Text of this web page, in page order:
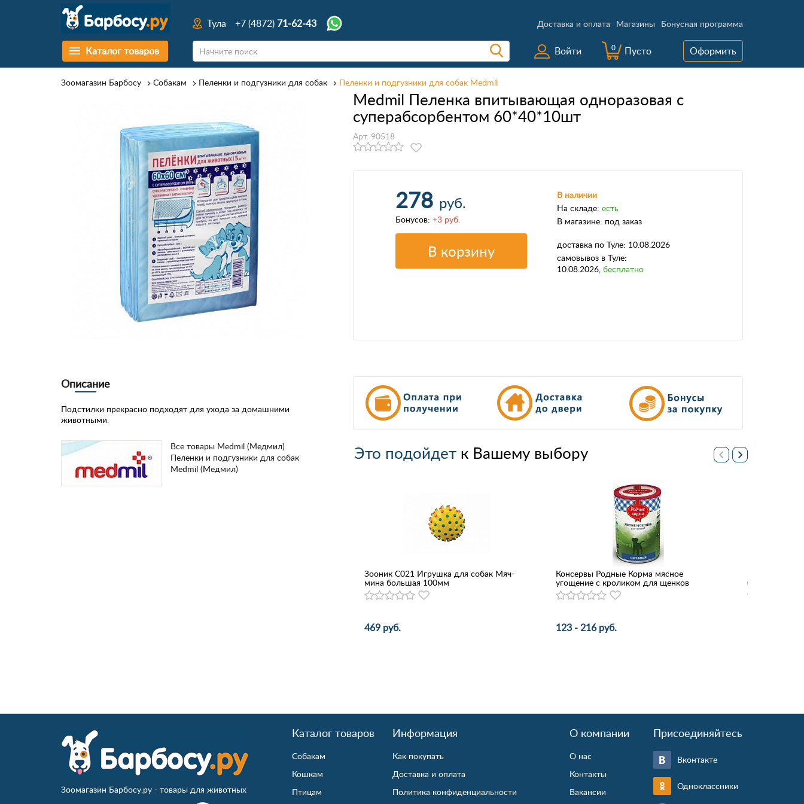
Тула +7 (4872) 71-62-43 Доставка и оплата Магазины Бонусная программа
Каталог товаров Войти 0 Пусто Оформить
Зоомагазин Барбосу Собакам Пеленки и подгузники для собак Пеленки и подгузники для собак Medmil
Medmil Пеленка впитывающая одноразовая с
суперабсорбентом 60*40*10шт
Арт. 90518
В наличии
На складе: есть
В магазине: под заказ
доставка по Туле: 10.08.2026
самовывоз в Туле:
10.08.2026, бесплатно
278 руб.
Бонусов: +3 руб.
В корзину
Описание
Подстилки прекрасно подходят для ухода за домашними
животными.
Все товары Medmil (Медмил)
Пеленки и подгузники для собак
Medmil (Медмил)
Это подойдетк Вашему выбору
Зооник С021 Игрушка для собак Мяч-
мина большая 100мм
469 руб.
Консервы Родные Корма мясное
угощение с кроликом для щенков
123 - 216 руб.
(ремень) синяя
Зоомагазин Барбосу.ру - товары для животных
Каталог товаров
Собакам
Кошкам
Птицам
Информация
Как покупать
Доставка и оплата
Политика конфиденциальности
О компании
О нас
Контакты
Вакансии
Присоединяйтесь
Вконтакте
Одноклассники